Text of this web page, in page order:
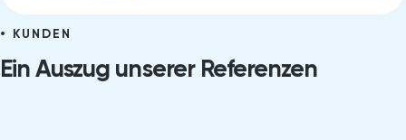
KUNDEN
Ein Auszug unserer Referenzen